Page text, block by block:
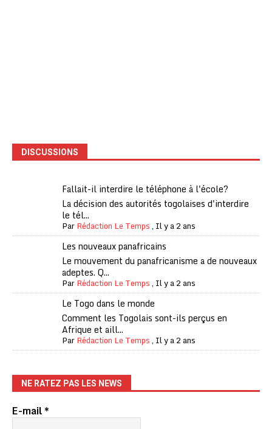
DISCUSSIONS
Fallait-il interdire le téléphone à l'école?
La décision des autorités togolaises d'interdire
le tél...
ParRédaction Le Temps, Il y a 2 ans
Les nouveaux panafricains
Le mouvement du panafricanisme a de nouveaux
adeptes. Q...
ParRédaction Le Temps, Il y a 2 ans
Le Togo dans le monde
Comment les Togolais sont-ils perçus en
Afrique et aill...
ParRédaction Le Temps, Il y a 2 ans
NE RATEZ PAS LES NEWS
E-mail*